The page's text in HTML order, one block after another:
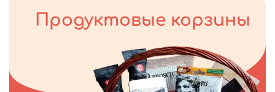
Продуктовые корзины